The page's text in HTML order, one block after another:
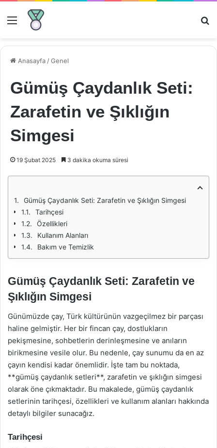
Menü
Anasayfa /Genel
Gümüş Çaydanlık Seti:
Zarafetin ve Şıklığın
Simgesi
19 Şubat 2025 3 dakika okuma süresi
Gümüş Çaydanlık Seti: Zarafetin ve Şıklığın Simgesi
Tarihçesi
Özellikleri
Kullanım Alanları
Bakım ve Temizlik
Gümüş Çaydanlık Seti: Zarafetin ve
Şıklığın Simgesi
Günümüzde çay, Türk kültürünün vazgeçilmez bir parçası
haline gelmiştir. Her bir fincan çay, dostlukların
pekişmesine, sohbetlerin derinleşmesine ve anıların
birikmesine vesile olur. Bu nedenle, çay sunumu da en az
çayın kendisi kadar önemlidir. İşte tam bu noktada,
**gümüş çaydanlık setleri**, zarafetin ve şıklığın simgesi
olarak öne çıkmaktadır. Bu makalede, gümüş çaydanlık
setlerinin tarihçesi, özellikleri ve kullanım alanları hakkında
detaylı bilgiler sunacağız.
Tarihçesi